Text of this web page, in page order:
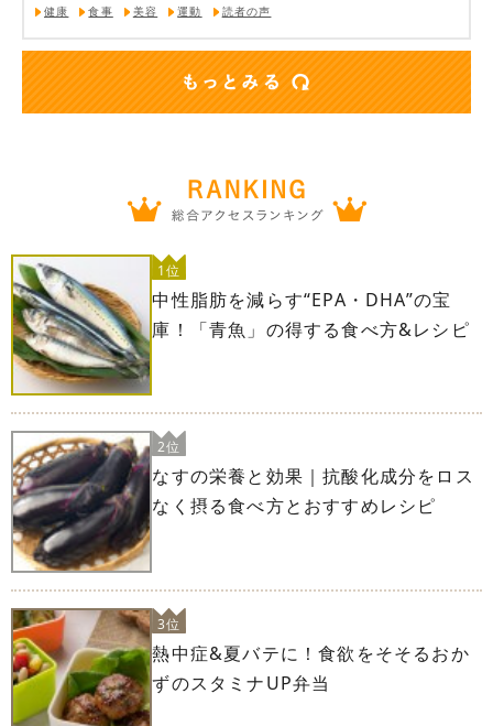
健康 食事 美容 運動 読者の声
1位
中性脂肪を減らす“EPA・DHA”の宝
庫！「青魚」の得する食べ方&レシピ
2位
なすの栄養と効果｜抗酸化成分をロス
なく摂る食べ方とおすすめレシピ
3位
熱中症&夏バテに！食欲をそそるおか
ずのスタミナUP弁当